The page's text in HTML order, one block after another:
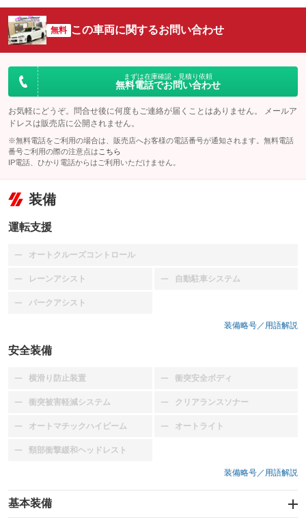
無料 この車両に関するお問い合わせ
まずは在庫確認・見積り依頼
無料電話でお問い合わせ
お気軽にどうぞ。問合せ後に何度もご連絡が届くことはありません。 メールア
ドレスは販売店に公開されません。
※無料電話をご利用の場合は、販売店へお客様の電話番号が通知されます。無料電話
番号ご利用の際の注意点は こちら
IP電話、ひかり電話からはご利用いただけません。
装備
運転支援
オートクルーズコントロール
：装備なし
レーンアシスト
：装備なし 自動駐車システム
：装備なし
パークアシスト
：装備なし
装備略号／用語解説
安全装備
横滑り防止装置
：装備なし 衝突安全ボディ
：装備なし
衝突被害軽減システム
：装備なし クリアランスソナー
：装備なし
オートマチックハイビーム
：装備なし オートライト
：装備なし
頸部衝撃緩和ヘッドレスト
：装備なし
装備略号／用語解説
基本装備